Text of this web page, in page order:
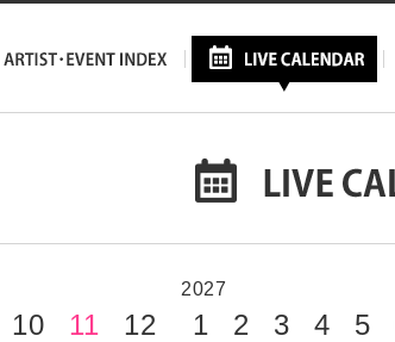
10 11 12
2027
1 2 3 4 5